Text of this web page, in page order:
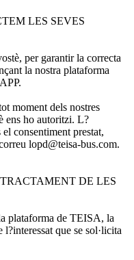
LES SEVES
per garantir la correcta
la nostra plataforma
moment dels nostres
ens ho autoritzi. L?
consentiment prestat,
lopd@teisa-bus.com.
DE LES
plataforma de TEISA, la
que se sol·licita